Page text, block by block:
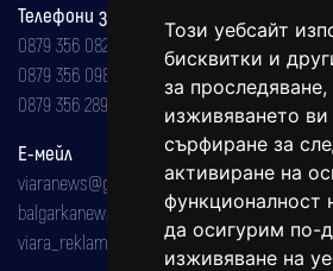
Този уебсайт
бисквитки и
за
изживяването ви
сърфиране за
активиране на
функционалност
да осигурим по-
изживяване на
Телефони за реклама и абонаменти
0879 356 082
0879 356 098
0879 356 289
Е-мейл
viaranews@gmail.com
balgarkanews@gmail.com
viara_reklama@mail.bg